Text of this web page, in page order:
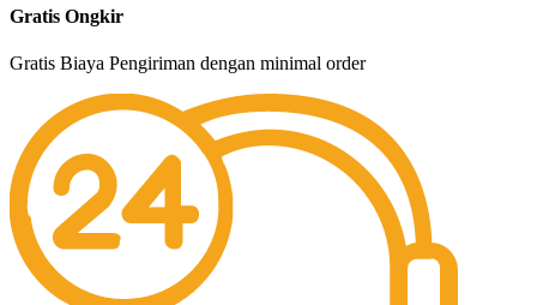
Gratis Ongkir
Gratis Biaya Pengiriman dengan minimal order